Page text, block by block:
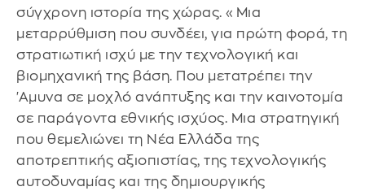
σύγχρονη ιστορία της χώρας. «Μια
μεταρρύθμιση που συνδέει, για πρώτη φορά, τη
στρατιωτική ισχύ με την τεχνολογική και
βιομηχανική της βάση. Που μετατρέπει την
'Αμυνα σε μοχλό ανάπτυξης και την καινοτομία
σε παράγοντα εθνικής ισχύος. Μια στρατηγική
που θεμελιώνει τη Νέα Ελλάδα της
αποτρεπτικής αξιοπιστίας, της τεχνολογικής
αυτοδυναμίας και της δημιουργικής